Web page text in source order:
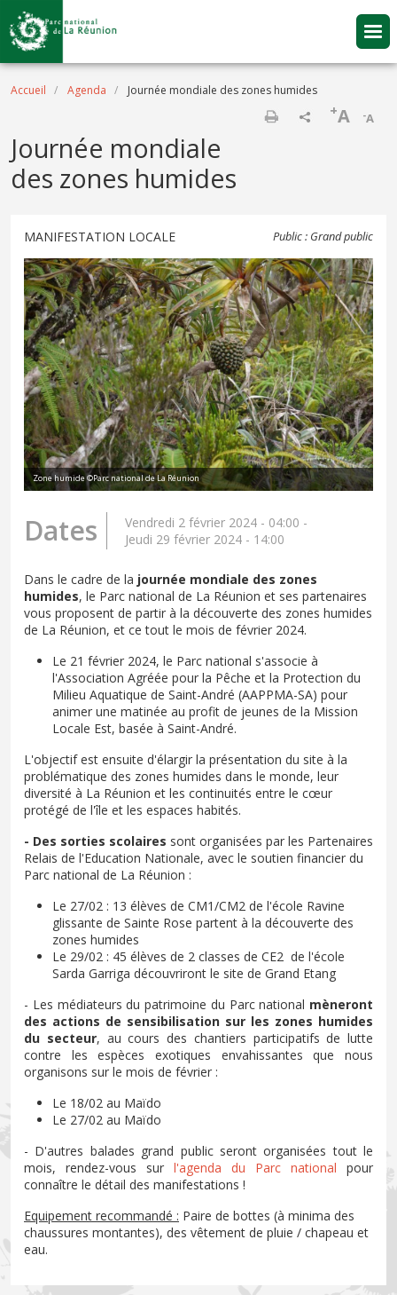
Aller au contenu principal
Fil d'Ariane
Accueil Agenda Journée mondiale des zones humides
-A
+A
Journée mondiale
des zones humides
MANIFESTATION LOCALE Public : Grand public
Zone humide ©Parc national de La Réunion
Dates Vendredi 2 février 2024 - 04:00 -
Jeudi 29 février 2024 - 14:00
Dans le cadre de la journée mondiale des zones
humides, le Parc national de La Réunion et ses partenaires
vous proposent de partir à la découverte des zones humides
de La Réunion, et ce tout le mois de février 2024.
Le 21 février 2024, le Parc national s'associe à
l'Association Agréée pour la Pêche et la Protection du
Milieu Aquatique de Saint-André (AAPPMA-SA) pour
animer une matinée au profit de jeunes de la Mission
Locale Est, basée à Saint-André.
L'objectif est ensuite d'élargir la présentation du site à la
problématique des zones humides dans le monde, leur
diversité à La Réunion et les continuités entre le cœur
protégé de l'île et les espaces habités.
- Des sorties scolaires sont organisées par les Partenaires
Relais de l'Education Nationale, avec le soutien financier du
Parc national de La Réunion :
Le 27/02 : 13 élèves de CM1/CM2 de l'école Ravine
glissante de Sainte Rose partent à la découverte des
zones humides
Le 29/02 : 45 élèves de 2 classes de CE2 de l'école
Sarda Garriga découvriront le site de Grand Etang
- Les médiateurs du patrimoine du Parc national mèneront
des actions de sensibilisation sur les zones humides
du secteur, au cours des chantiers participatifs de lutte
contre les espèces exotiques envahissantes que nous
organisons sur le mois de février :
Le 18/02 au Maïdo
Le 27/02 au Maïdo
- D'autres balades grand public seront organisées tout le
mois, rendez-vous sur l'agenda du Parc national pour
connaître le détail des manifestations !
Equipement recommandé : Paire de bottes (à minima des
chaussures montantes), des vêtement de pluie / chapeau et
eau.